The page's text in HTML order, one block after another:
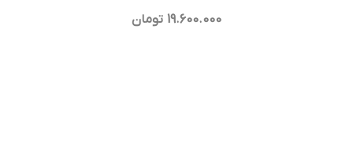
تومان 19.600.000